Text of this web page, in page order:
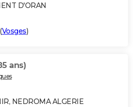
D'ORAN
(Vosges)
ans)
NEDROMA ALGERIE